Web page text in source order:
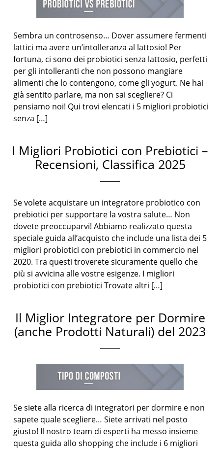
Sembra un controsenso… Dover assumere fermenti
lattici ma avere un’intolleranza al lattosio! Per
fortuna, ci sono dei probiotici senza lattosio, perfetti
per gli intolleranti che non possono mangiare
alimenti che lo contengono, come gli yogurt. Ne hai
già sentito parlare, ma non sai scegliere? Ci
pensiamo noi! Qui trovi elencati i 5 migliori probiotici
senza […]
I Migliori Probiotici con Prebiotici –
Recensioni, Classifica 2025
Se volete acquistare un integratore probiotico con
prebiotici per supportare la vostra salute… Non
dovete preoccuparvi! Abbiamo realizzato questa
speciale guida all’acquisto che include una lista dei 5
migliori probiotici con prebiotici in commercio nel
2020. Tra questi troverete sicuramente quello che
più si avvicina alle vostre esigenze. I migliori
probiotici con prebiotici Trovate altri […]
Il Miglior Integratore per Dormire
(anche Prodotti Naturali) del 2023
Se siete alla ricerca di integratori per dormire e non
sapete quale scegliere… Siete arrivati nel posto
giusto! Il nostro team di esperti ha messo insieme
questa guida allo shopping che include i 6 migliori